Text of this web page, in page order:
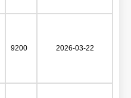
9200 2026-03-22